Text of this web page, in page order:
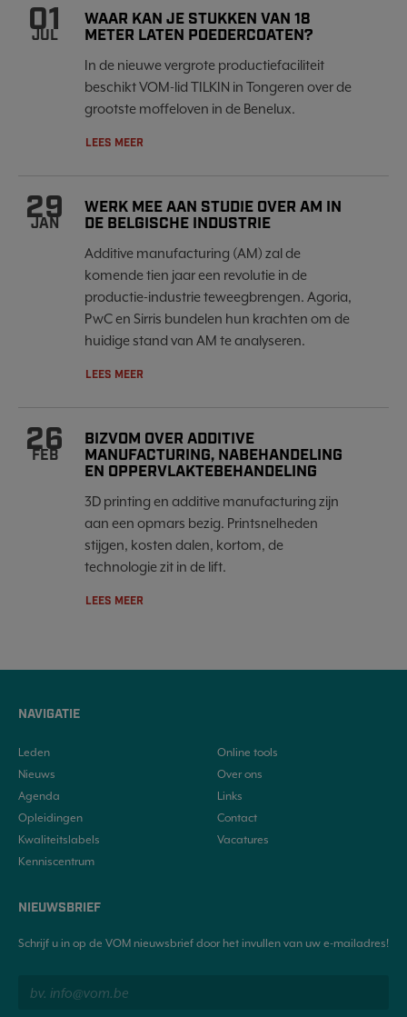
01
JUL
WAAR KAN JE STUKKEN VAN 18
METER LATEN POEDERCOATEN?
In de nieuwe vergrote productiefaciliteit
beschikt VOM-lid TILKIN in Tongeren over de
grootste moffeloven in de Benelux.
LEES MEER
29
JAN
WERK MEE AAN STUDIE OVER AM IN
DE BELGISCHE INDUSTRIE
Additive manufacturing (AM) zal de
komende tien jaar een revolutie in de
productie-industrie teweegbrengen. Agoria,
PwC en Sirris bundelen hun krachten om de
huidige stand van AM te analyseren.
LEES MEER
26
FEB
BIZVOM OVER ADDITIVE
MANUFACTURING, NABEHANDELING
EN OPPERVLAKTEBEHANDELING
3D printing en additive manufacturing zijn
aan een opmars bezig. Printsnelheden
stijgen, kosten dalen, kortom, de
technologie zit in de lift.
LEES MEER
NAVIGATIE
Leden
Nieuws
Agenda
Opleidingen
Kwaliteitslabels
Kenniscentrum
Online tools
Over ons
Links
Contact
Vacatures
NIEUWSBRIEF
Schrijf u in op de VOM nieuwsbrief door het invullen van uw e-mailadres!